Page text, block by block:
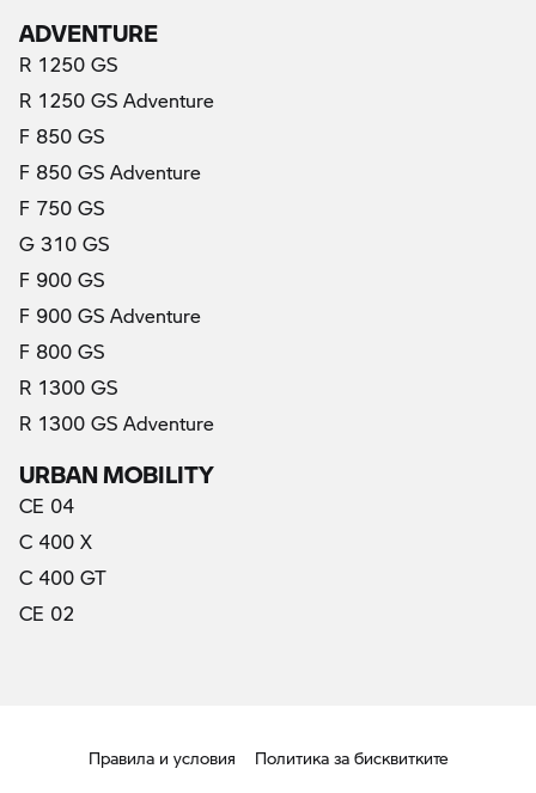
ADVENTURE
R 1250 GS
R 1250 GS Adventure
F 850 GS
F 850 GS Adventure
F 750 GS
G 310 GS
F 900 GS
F 900 GS Adventure
F 800 GS
R 1300 GS
R 1300 GS Adventure
URBAN MOBILITY
CE 04
C 400 X
C 400 GT
CE 02
Правила и условия
Политика за бисквитките